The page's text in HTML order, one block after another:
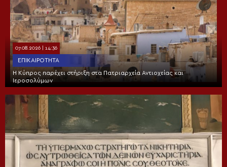
07.08.2026 | 14:36
ΕΠΙΚΑΙΡΌΤΗΤΑ
Η Κύπρος παρέχει στήριξη στα Πατριαρχεία Αντιοχείας και
Ιεροσολύμων